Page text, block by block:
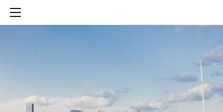
SERVICES
知財活動のROICへの貢献
生成AIを活用した知財戦略の策定方法